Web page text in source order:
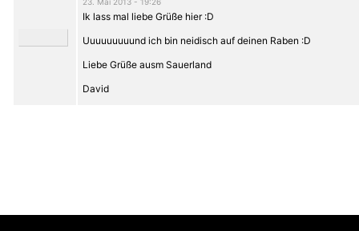
Ik lass mal liebe Grüße hier :D
Uuuuuuuuund ich bin neidisch auf deinen Raben :D
Liebe Grüße ausm Sauerland
David